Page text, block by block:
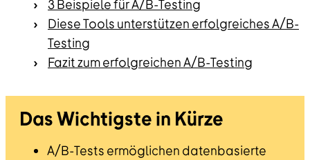
3 Beispiele für A/B-Testing
Diese Tools unterstützen erfolgreiches A/B-
Testing
Fazit zum erfolgreichen A/B-Testing
Das Wichtigste in Kürze
A/B-Tests ermöglichen datenbasierte